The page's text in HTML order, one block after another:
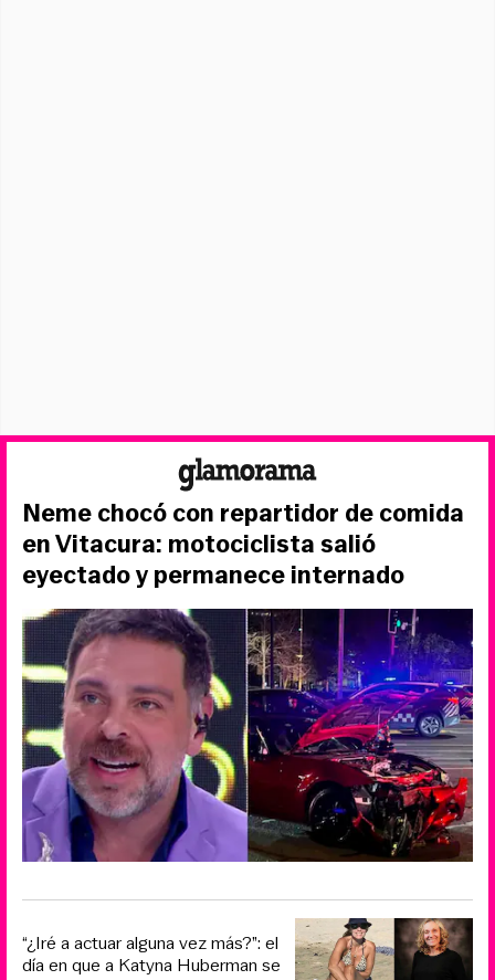
Neme chocó con repartidor de comida
en Vitacura: motociclista salió
eyectado y permanece internado
“¿Iré a actuar alguna vez más?”: el
día en que a Katyna Huberman se